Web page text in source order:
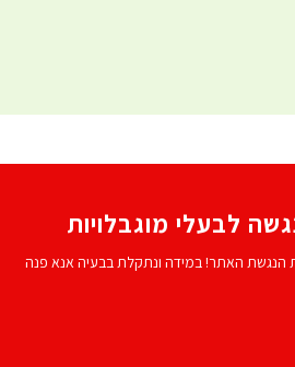
לבעלי מוגבלויות
הנגשת האתר! במידה ונתקלת בבעיה אנא פנה